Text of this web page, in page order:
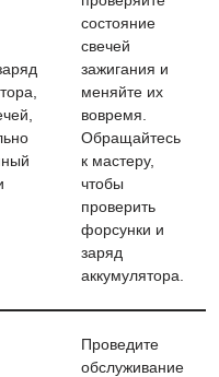
состояние
свечей
зажигания и
меняйте их
вовремя.
Обращайтесь
к мастеру,
чтобы
проверить
форсунки и
заряд
аккумулятора.
Проведите
обслуживание